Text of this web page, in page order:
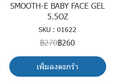
SMOOTH-E BABY FACE GEL
5.5OZ
SKU : 01622
฿270฿260
เพิ่มลงตะกร้า